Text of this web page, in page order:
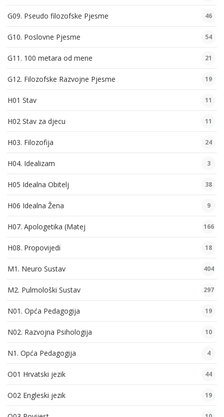
G09. Pseudo filozofske Pjesme 46
G10. Poslovne Pjesme 54
G11. 100 metara od mene 21
G12. Filozofske Razvojne Pjesme 19
H01 Stav 11
H02 Stav za djecu 11
H03. Filozofija 24
H04. Idealizam 3
H05 Idealna Obitelj 38
H06 Idealna Žena 9
H07. Apologetika (Matej 166
H08. Propovijedi 18
M1. Neuro Sustav 404
M2. Pulmološki Sustav 297
N01. Opća Pedagogija 19
N02. Razvojna Psihologija 10
N1. Opća Pedagogija 4
O01 Hrvatski jezik 44
O02 Engleski jezik 19